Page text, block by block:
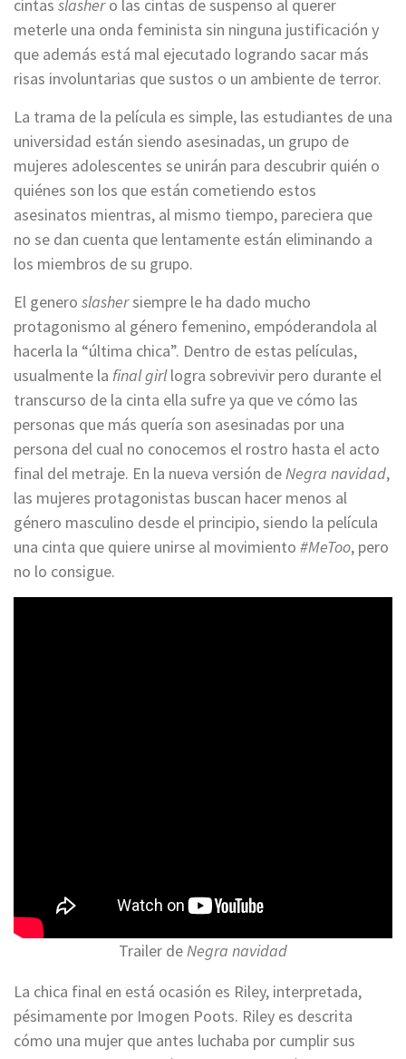
cintas slashero las cintas de suspenso al querer
meterle una onda feminista sin ninguna justificación y
que además está mal ejecutado logrando sacar más
risas involuntarias que sustos o un ambiente de terror.
La trama de la película es simple, las estudiantes de una
universidad están siendo asesinadas, un grupo de
mujeres adolescentes se unirán para descubrir quién o
quiénes son los que están cometiendo estos
asesinatos mientras, al mismo tiempo, pareciera que
no se dan cuenta que lentamente están eliminando a
los miembros de su grupo.
El genero slashersiempre le ha dado mucho
protagonismo al género femenino, empóderandola al
hacerla la “última chica”. Dentro de estas películas,
usualmente la final girllogra sobrevivir pero durante el
transcurso de la cinta ella sufre ya que ve cómo las
personas que más quería son asesinadas por una
persona del cual no conocemos el rostro hasta el acto
final del metraje. En la nueva versión deNegra navidad,
las mujeres protagonistas buscan hacer menos al
género masculino desde el principio, siendo la película
una cinta que quiere unirse al movimiento #MeToo, pero
no lo consigue.
Trailer deNegra navidad
La chica final en está ocasión es Riley, interpretada,
pésimamente por Imogen Poots. Riley es descrita
cómo una mujer que antes luchaba por cumplir sus